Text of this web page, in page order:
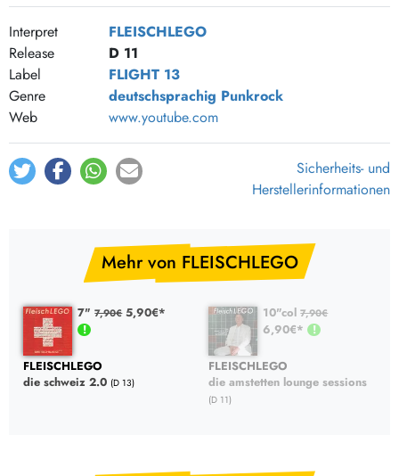
Interpret
FLEISCHLEGO
Release
D 11
Label
FLIGHT 13
Genre
deutschsprachig Punkrock
Web
www.youtube.com
Sicherheits- und
Herstellerinformationen
Mehr von FLEISCHLEGO
7"7,90€5,90€*
FLEISCHLEGO
die schweiz 2.0 (D 13)
10"col7,90€
6,90€*
FLEISCHLEGO
die amstetten lounge sessions
(D 11)